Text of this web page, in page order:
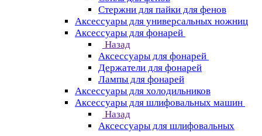
Стержни для пайки для фенов
Аксессуары для универсальных ножниц
Аксессуары для фонарей
Назад
Аксессуары для фонарей
Держатели для фонарей
Лампы для фонарей
Аксессуары для холодильников
Аксессуары для шлифовальных машин
Назад
Аксессуары для шлифовальных